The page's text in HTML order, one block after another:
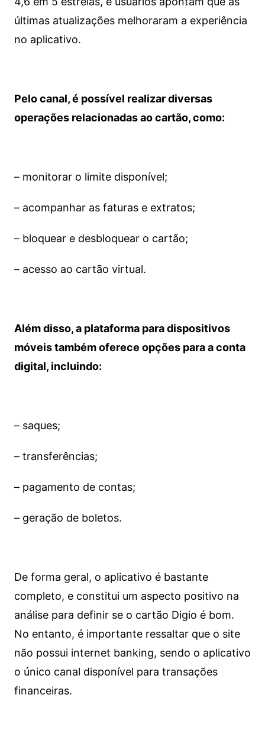
últimas atualizações melhoraram a experiência
no aplicativo.
Pelo canal, é possível realizar diversas
operações relacionadas ao cartão, como:
– monitorar o limite disponível;
– acompanhar as faturas e extratos;
– bloquear e desbloquear o cartão;
– acesso ao cartão virtual.
Além disso, a plataforma para dispositivos
móveis também oferece opções para a conta
digital, incluindo:
– saques;
– transferências;
– pagamento de contas;
– geração de boletos.
De forma geral, o aplicativo é bastante
completo, e constitui um aspecto positivo na
análise para definir se o cartão Digio é bom.
No entanto, é importante ressaltar que o site
não possui internet banking, sendo o aplicativo
o único canal disponível para transações
financeiras.